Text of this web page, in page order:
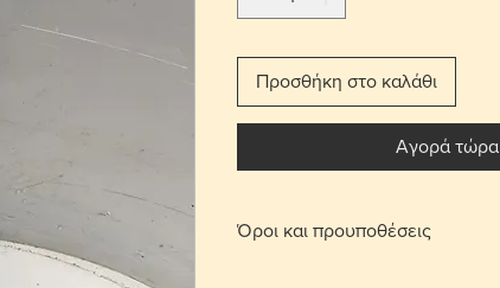
Προσθήκη στο καλάθι
Αγορά τώρα
Όροι και προυποθέσεις